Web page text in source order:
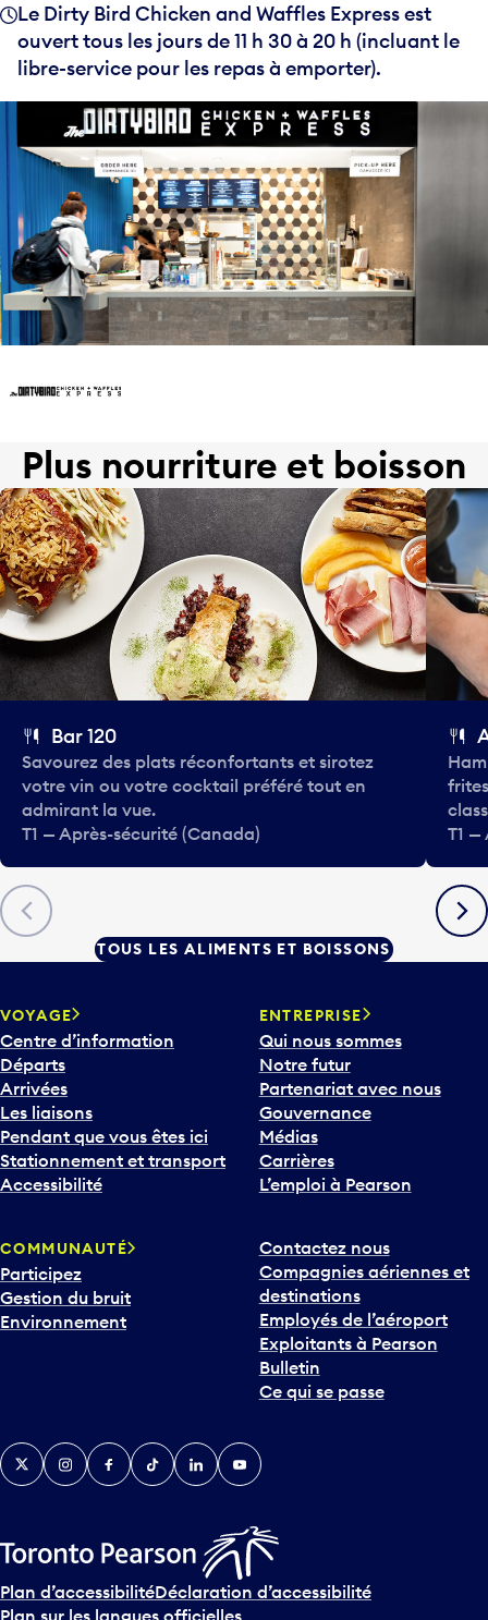
Le Dirty Bird Chicken and Waffles Express est
ouvert tous les jours de 11 h 30 à 20 h (incluant le
libre-service pour les repas à emporter).
Plus nourriture et boisson
Précédent
Bar 120
Savourez des plats réconfortants et sirotez
votre vin ou votre cocktail préféré tout en
admirant la vue.
T1 — Après-sécurité (Canada)
T1
TOUS LES ALIMENTS ET BOISSONS
VOYAGE
Centre d’information
Départs
Arrivées
Les liaisons
Pendant que vous êtes ici
Stationnement et transport
Accessibilité
ENTREPRISE
Qui nous sommes
Notre futur
Partenariat avec nous
Gouvernance
Médias
Carrières
L’emploi à Pearson
COMMUNAUTÉ
Participez
Gestion du bruit
Environnement
Contactez nous
Compagnies aériennes et
destinations
Employés de l’aéroport
Exploitants à Pearson
Bulletin
Ce qui se passe
TwitterInstagramFacebook
TikTokLinkedInYouTube
Plan d’accessibilitéDéclaration d’accessibilité
Plan sur les langues officielles